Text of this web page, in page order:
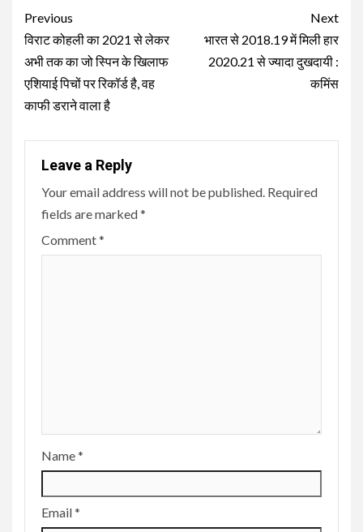
Continue
Reading
Previous
विराट कोहली का 2021 से लेकर
अभी तक का जो स्पिन के खिलाफ
एशियाई पिचों पर रिकॉर्ड है, वह
काफी डराने वाला है
Next
भारत से 2018.19 में मिली हार
2020.21 से ज्यादा दुखदायी :
कमिंस
Leave a Reply
Your email address will not be published. Required
fields are marked*
Comment*
Name*
Email*